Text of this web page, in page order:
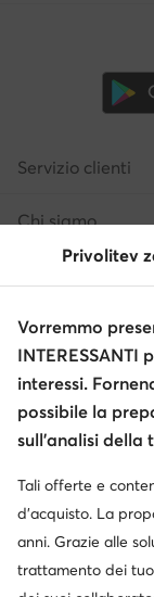
Servizio clienti
Chi siamo
Privolitev
Vorremmo
interessi.
possibile la
sull’analisi
Tali offerte e
d’acquisto. La
anni. Grazie alle
trattamento dei